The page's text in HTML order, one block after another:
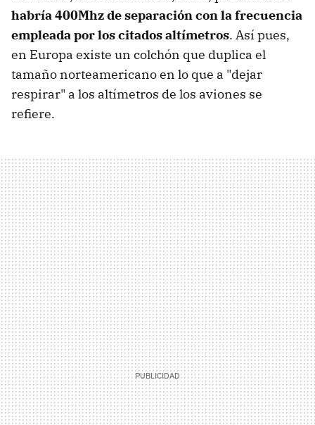
habría 400Mhz de separación con la frecuencia
empleada por los citados altímetros. Así pues,
en Europa existe un colchón que duplica el
tamaño norteamericano en lo que a "dejar
respirar" a los altímetros de los aviones se
refiere.